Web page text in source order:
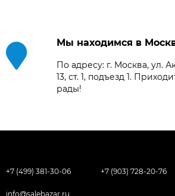
Мы находимся в
По адресу: г. Москва, ул.
13, ст. 1, подъезд 1.
рады!
+7 (499) 381-30-06 +7 (903) 728-20-76
info@salebazar.ru